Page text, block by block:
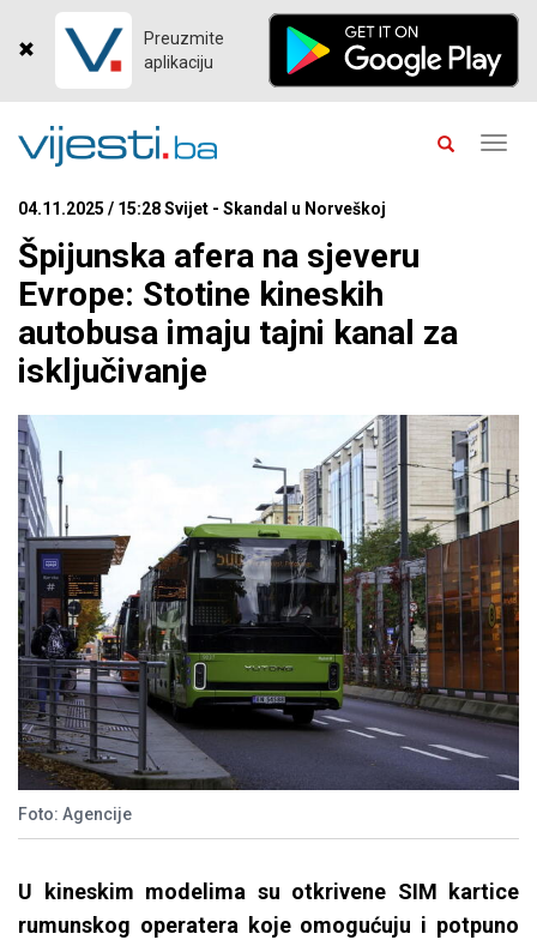
Preuzmite
aplikaciju
04.11.2025 / 15:28 Svijet - Skandal u Norveškoj
Špijunska afera na sjeveru
Evrope: Stotine kineskih
autobusa imaju tajni kanal za
isključivanje
Foto: Agencije
U kineskim modelima su otkrivene SIM kartice
rumunskog operatera koje omogućuju i potpuno